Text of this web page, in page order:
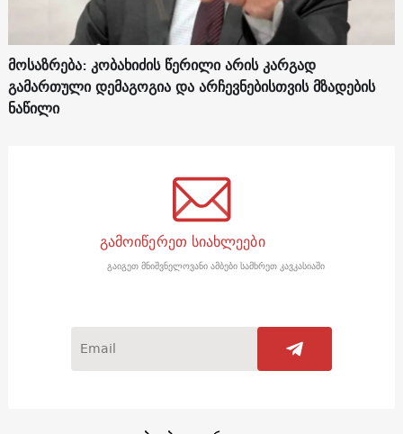
მოსაზრება: კობახიძის წერილი არის კარგად
გამართული დემაგოგია და არჩევნებისთვის მზადების
ნაწილი
გამოიწერეთ სიახლეები
გაიგეთ მნიშვნელოვანი ამბები სამხრეთ კავკასიაში